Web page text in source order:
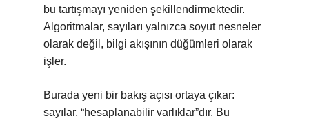
bu tartışmayı yeniden şekillendirmektedir.
Algoritmalar, sayıları yalnızca soyut nesneler
olarak değil, bilgi akışının düğümleri olarak
işler.
Burada yeni bir bakış açısı ortaya çıkar:
sayılar, “hesaplanabilir varlıklar”dır. Bu